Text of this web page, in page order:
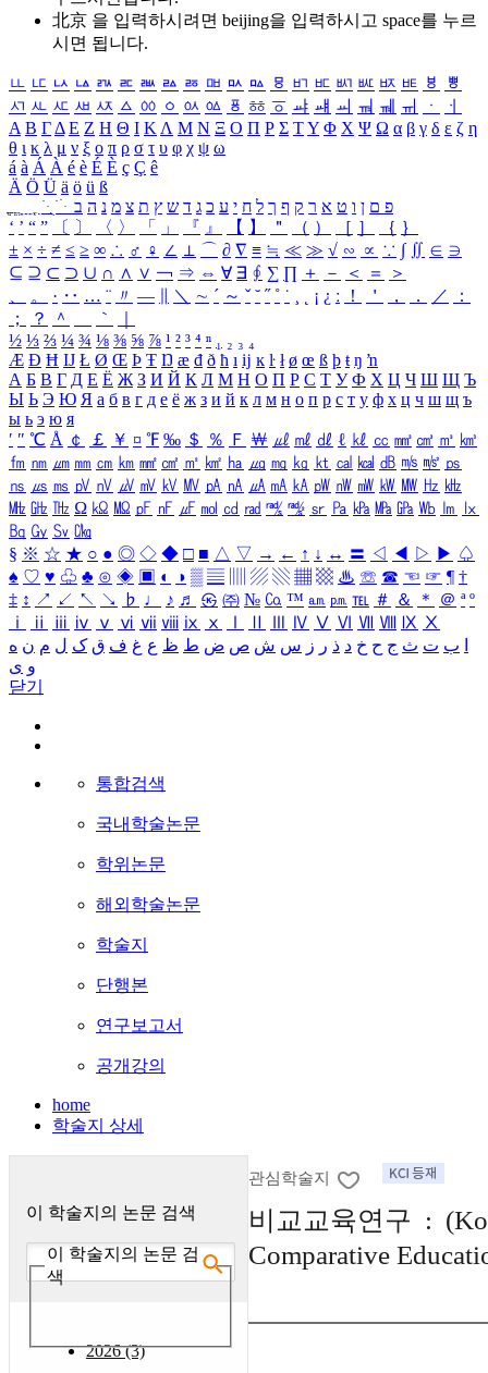
北京 을 입력하시려면 beijing을 입력하시고 space를 누르
시면 됩니다.
ㅥ ㅦ ㅧ ㅨ ㅩ ㅪ ㅫ ㅬ ㅭ ㅮ ㅯ ㅰ ㅱ ㅲ ㅳ ㅴ ㅵ ㅶ ㅷ ㅸ
ㅹ
ㅺ ㅻ ㅼ ㅽ ㅾ ㅿ ㆀ ㆁ ㆂ ㆃ ㆄ ㆅ ㆆ ㆇ ㆈ ㆉ ㆊ ㆋ ㆌ ㆍ
ㆎ
Α Β ΓΔ Ε Ζ Η Θ Ι ΚΛ Μ Ν Ξ Ο Π Ρ Σ ΤΥ Φ Χ Ψ Ω α β γ δ ε ζ η
θ ι κ λ μ ν ξ ο π ρ σ τ υ φ χ ψ ω
á à Á À é è É È ç Ç ê
Ä Ö Ü ä ö ü ß
ִֶֹ ֻּ ׁׂ פ ם ן ו ט א ר ק ף ך ל ח י ע כ ג ד ש ץ ת צ מ נ ה ב
‘ ’ “ ” 〔 〕 〈 〉 「 」 『 』 【 】 ＂ （ ） ［ ］ ｛ ｝
± × ÷ ≠ ≤ ≥ ∞ ∴ ♂ ♀ ∠ ⊥ ⌒ ∂ ∇ ≡ ≒ ≪ ≫ √ ∽ ∝ ∵ ∫ ∬ ∈ ∋
⊆ ⊇ ⊂ ⊃ ∪ ∩ ∧ ∨ ￢ ⇒ ⇔ ∀ ∃ ∮ ∑ ∏ ＋ － ＜ ＝
＞
、
。 · ‥ … ¨ 〃 ― ＼ ∼ ´ ～ ˇ ˘ ˝ ˚ ˙ ¸ ¡ ¿ ː ！ ＇ ， ． ／
：
；
？ ＾ ｀
½ ⅓ ⅔ ¼ ¾ ⅛ ⅜ ⅝ ⅞ ¹ ² ³ ⁴ ⁿ ₁ ₂ ₃ ₄
Æ Ð Ħ Ĳ Ł Ø Œ Þ Ŧ Ŋ æ đ ð ħ ı ĳ ĸ ŀ ł ø œ ß þ ŧ ŋ ŉ
А Б В Г Д Е Ё Ж З И Й К Л М Н О П Р С Т У Ф Х Ц Ч Ш Щ Ъ
Ы Ь Э Ю Я а б в г д е ё ж з и й к л м н о п р с т у ф х ц ч ш щ ъ
ы ь э ю я
′ ″ ℃ Å ￠ ￡ ￥ ¤ ℉ ‰ ＄ ％ Ｆ ￦ ㎕ ㎖ ㎗ ℓ ㎘ ㏄ ㎣ ㎤ ㎥ ㎦
㎙ ㎚ ㎛ ㎜ ㎝ ㎞ ㎟ ㎠ ㎡ ㎢ ㏊ ㎍ ㎎ ㎏ ㏏ ㎈ ㎉ ㏈ ㎧ ㎨ ㎰
㎱ ㎲ ㎳ ㎴ ㎵ ㎶ ㎷ ㎸ ㎹ ㎀ ㎁ ㎂ ㎃ ㎄ ㎺ ㎻ ㎽ ㎾ ㎿ ㎐ ㎑
㎒ ㎓ ㎔ Ω ㏀ ㏁ ㎊ ㎋ ㎌ ㏖ ㏅ ㎭ ㎮ ㎯ ㏛ ㎩ ㎪ ㎫ ㎬ ㏝ ㏐
㏓
㏃ ㏉ ㏜ ㏆
§ ※ ☆ ★ ○ ● ◎ ◇ ◆ □ ■ △ ▽ → ← ↑ ↓ ↔ 〓 ◁ ◀ ▷ ▶ ♤
♠ ♡ ♥ ♧ ♣ ⊙ ◈ ▣ ◐ ◑ ▒ ▤ ▨ ▧ ▦ ▩ ♨ ☏ ☎ ☜ ☞ ¶ †
‡ ↕ ↗ ↙ ↖ ↘ ♭ ♩ ♪ ♬ ㉿ ㈜ № ㏇ ™ ㏂ ㏘ ℡ ＃ ＆ ＊ ＠ ª º
ⅰ
ⅱ ⅲ ⅳ ⅴ ⅵ ⅶ ⅷ ⅸ ⅹ Ⅳ Ⅴ Ⅵ Ⅶ Ⅷ Ⅸ Ⅹ
ب ت ث ج ح خ د ذ ر ز س ش ص ض ط ظ ع غ ف ق ک ل م ن ه
و ی
닫기
통합검색
국내학술논문
학위논문
해외학술논문
학술지
단행본
연구보고서
공개강의
home
학술지 상세
이 학술지의 논문 검색
이 학술지의 논문 검
색
2026 (3)
관심학술지
비교교육연구 :
Comparative